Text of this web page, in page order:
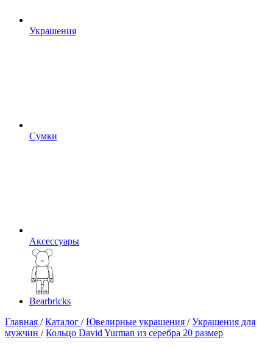
Украшения
Сумки
Аксессуары
Bearbricks
Главная /Каталог /Ювелирные украшения /Украшения для
мужчин /Кольцо David Yurman из серебра 20 размер